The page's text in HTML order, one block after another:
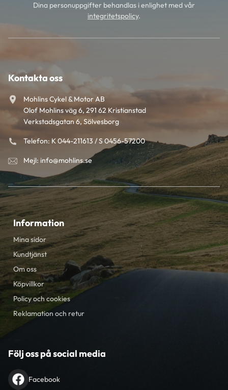
Dina personuppgifter behandlas i enlighet med vår
integritetspolicy.
Kontakta oss
Mohlins Cykel & Motor AB
Olof Mohlins väg 6, 291 62 Kristianstad
Verkstadsgatan 6, Sölvesborg
Telefon: K 044-211613 / S 0456-57200
Mejl: info@mohlins.se
Information
Mina sidor
Kundtjänst
Om oss
Köpvillkor
Policy och cookies
Reklamation och retur
Följ oss på social media
Facebook